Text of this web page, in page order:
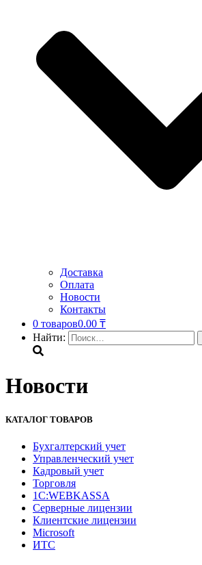
Доставка
Оплата
Новости
Контакты
0 товаров0.00 ₸
Найти:
Новости
КАТАЛОГ ТОВАРОВ
Бухгалтерский учет
Управленческий учет
Кадровый учет
Торговля
1С:WEBKASSA
Серверные лицензии
Клиентские лицензии
Microsoft
ИТС